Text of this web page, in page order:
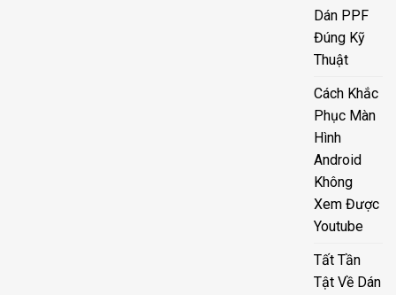
Dán PPF
Đúng Kỹ
Thuật
Cách Khắc
Phục Màn
Hình
Android
Không
Xem Được
Youtube
Tất Tần
Tật Về Dán